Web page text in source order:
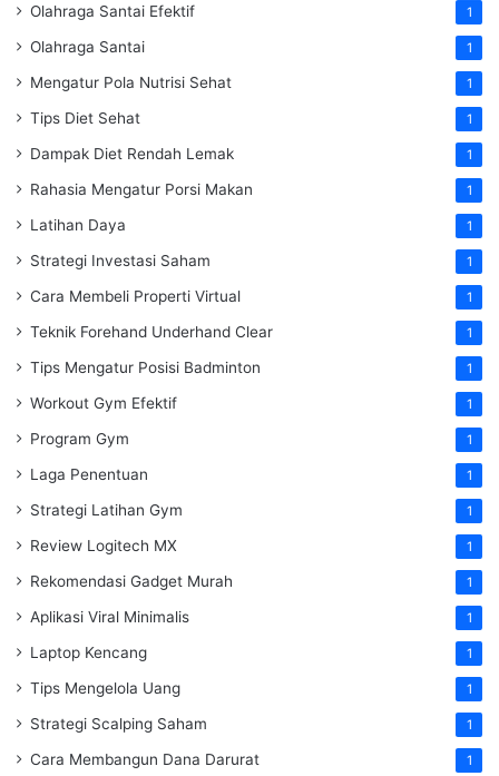
Olahraga Santai Efektif 1
Olahraga Santai 1
Mengatur Pola Nutrisi Sehat 1
Tips Diet Sehat 1
Dampak Diet Rendah Lemak 1
Rahasia Mengatur Porsi Makan 1
Latihan Daya 1
Strategi Investasi Saham 1
Cara Membeli Properti Virtual 1
Teknik Forehand Underhand Clear 1
Tips Mengatur Posisi Badminton 1
Workout Gym Efektif 1
Program Gym 1
Laga Penentuan 1
Strategi Latihan Gym 1
Review Logitech MX 1
Rekomendasi Gadget Murah 1
Aplikasi Viral Minimalis 1
Laptop Kencang 1
Tips Mengelola Uang 1
Strategi Scalping Saham 1
Cara Membangun Dana Darurat 1